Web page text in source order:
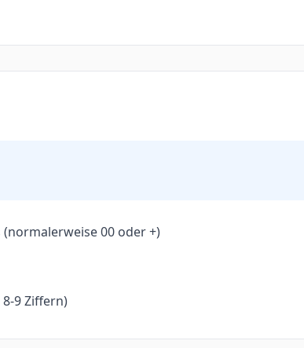
00 oder +)
9 Ziffern)